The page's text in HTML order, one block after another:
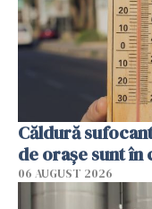
Căldură
de orașe sunt
06 AUGUST 2026